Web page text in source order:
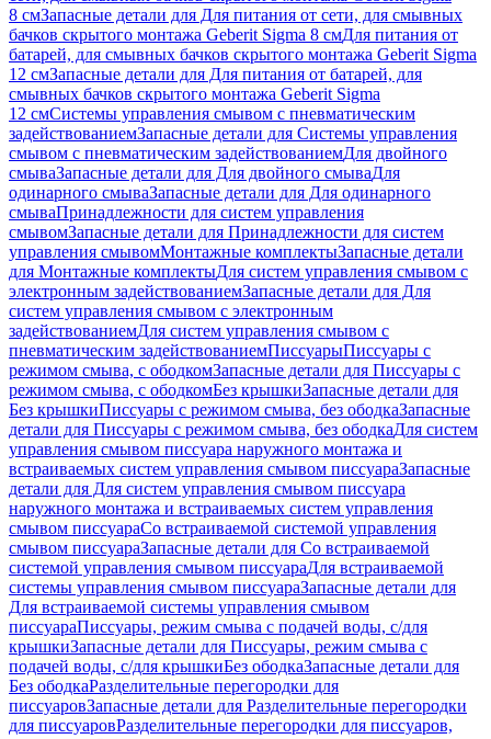
8 смЗапасные детали для Для питания от сети, для смывных
бачков скрытого монтажа Geberit Sigma 8 смДля питания от
батарей, для смывных бачков скрытого монтажа Geberit Sigma
12 смЗапасные детали для Для питания от батарей, для
смывных бачков скрытого монтажа Geberit Sigma
12 смСистемы управления смывом с пневматическим
задействованиемЗапасные детали для Системы управления
смывом с пневматическим задействованиемДля двойного
смываЗапасные детали для Для двойного смываДля
одинарного смываЗапасные детали для Для одинарного
смываПринадлежности для систем управления
смывомЗапасные детали для Принадлежности для систем
управления смывомМонтажные комплектыЗапасные детали
для Монтажные комплектыДля систем управления смывом с
электронным задействованиемЗапасные детали для Для
систем управления смывом с электронным
задействованиемДля систем управления смывом с
пневматическим задействованиемПиссуарыПиссуары с
режимом смыва, с ободкомЗапасные детали для Писсуары с
режимом смыва, с ободкомБез крышкиЗапасные детали для
Без крышкиПиссуары с режимом смыва, без ободкаЗапасные
детали для Писсуары с режимом смыва, без ободкаДля систем
управления смывом писсуара наружного монтажа и
встраиваемых систем управления смывом писсуараЗапасные
детали для Для систем управления смывом писсуара
наружного монтажа и встраиваемых систем управления
смывом писсуараСо встраиваемой системой управления
смывом писсуараЗапасные детали для Со встраиваемой
системой управления смывом писсуараДля встраиваемой
системы управления смывом писсуараЗапасные детали для
Для встраиваемой системы управления смывом
писсуараПиссуары, режим смыва с подачей воды, с/для
крышкиЗапасные детали для Писсуары, режим смыва с
подачей воды, с/для крышкиБез ободкаЗапасные детали для
Без ободкаРазделительные перегородки для
писсуаровЗапасные детали для Разделительные перегородки
для писсуаровРазделительные перегородки для писсуаров,